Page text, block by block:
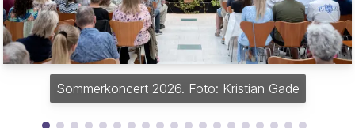
Sommerkoncert 2026. Foto: Kristian Gade